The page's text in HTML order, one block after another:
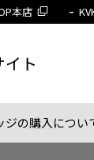
ト
本店
ジの購入につい